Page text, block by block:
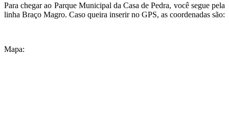
Para chegar ao Parque Municipal da Casa de Pedra, você segue pela
linha Braço Magro. Caso queira inserir no GPS, as coordenadas são:
Mapa: